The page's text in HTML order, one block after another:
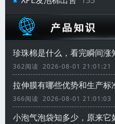
珍珠棉是什么，看完瞬间涨
362阅读 2026-08-01 21:01:21
拉伸膜有哪些优势和生产标
366阅读 2026-08-01 21:01:03
小泡气泡袋知多少，原来它